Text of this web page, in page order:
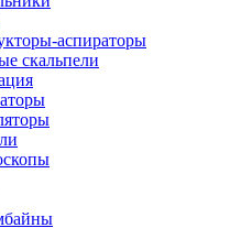
аспираторы
скальпели